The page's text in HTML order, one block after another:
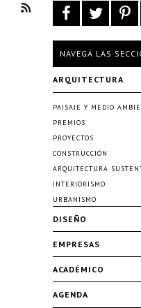
NAVEGÁ LAS
ARQUITECTURA
PAISAJE Y MEDIO
PREMIOS
PROYECTOS
CONSTRUCCIÓN
ARQUITECTURA
INTERIORISMO
URBANISMO
DISEÑO
EMPRESAS
ACADÉMICO
AGENDA